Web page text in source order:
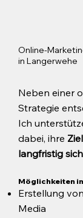
Online-
in Langerwehe
Neben einer
Strategie
Ich
dabei, ihre
langfristig
Möglichkeiten
Erstellung
Media